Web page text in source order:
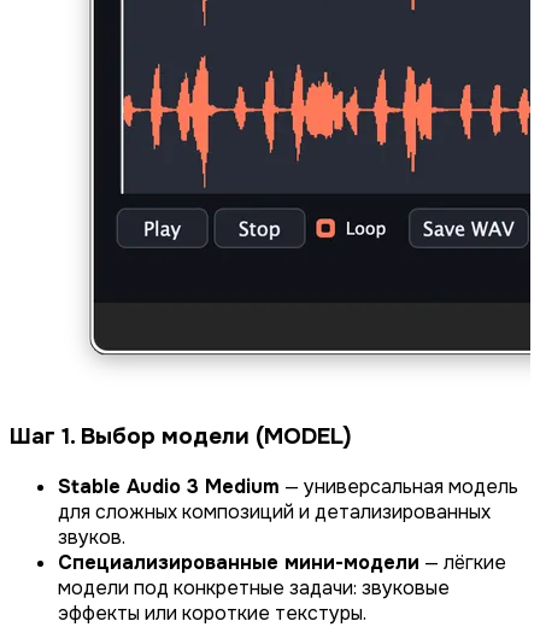
Шаг 1. Выбор модели (MODEL)
Stable Audio 3 Medium — универсальная модель
для сложных композиций и детализированных
звуков.
Специализированные мини-модели — лёгкие
модели под конкретные задачи: звуковые
эффекты или короткие текстуры.